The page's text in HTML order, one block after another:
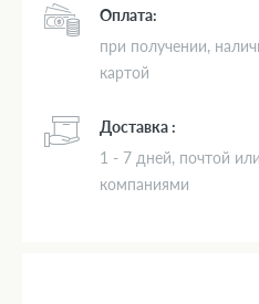
Оплата:
при получении,
картой
Доставка :
1 - 7 дней, почтой
компаниями